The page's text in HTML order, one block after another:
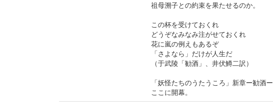
祖母溯子との約束を果たせるのか。
この杯を受けておくれ
どうぞなみなみ注がせておくれ
花に嵐の例えもあるぞ
「さよなら」だけが人生だ
（于武陵「勧酒」、井伏鱒二訳）
「妖怪たちのうたうころ」新章ー勧酒ー
ここに開幕。